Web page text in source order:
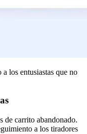
los entusiastas que no
de carrito abandonado.
a los tiradores